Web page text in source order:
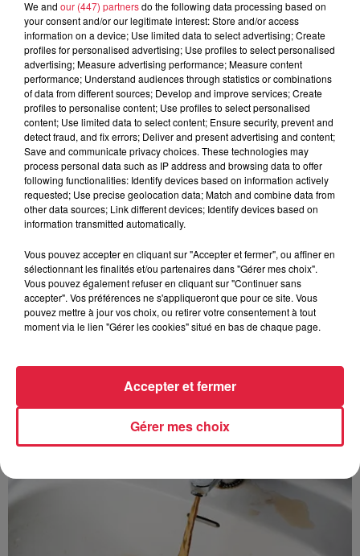
6 août 2026
À Hoerdt, de l’eau brune sort des
robinets
6 août 2026
Tags antisémites à Strasbourg :
Catherine Trautmann réagit
Au zoo de Mulhouse : rencontre
avec les flamants rouges
À découvrir également
We and our (447) partnersdo the following data processing based on
your consent and/or our legitimate interest: Store and/or access
information on a device; Use limited data to select advertising; Create
profiles for personalised advertising; Use profiles to select personalised
advertising; Measure advertising performance; Measure content
performance; Understand audiences through statistics or combinations
of data from different sources; Develop and improve services; Create
profiles to personalise content; Use profiles to select personalised
content; Use limited data to select content; Ensure security, prevent and
detect fraud, and fix errors; Deliver and present advertising and content;
Save and communicate privacy choices. These technologies may
process personal data such as IP address and browsing data to offer
following functionalities: Identify devices based on information actively
requested; Use precise geolocation data; Match and combine data from
other data sources; Link different devices; Identify devices based on
information transmitted automatically.
Vous pouvez accepter en cliquant sur "Accepter et fermer", ou affiner en
sélectionnant les finalités et/ou partenaires dans "Gérer mes choix".
Vous pouvez également refuser en cliquant sur "Continuer sans
accepter". Vos préférences ne s'appliqueront que pour ce site. Vous
pouvez mettre à jour vos choix, ou retirer votre consentement à tout
moment via le lien "Gérer les cookies" situé en bas de chaque page.
Gérer mes choix
Accepter et fermer